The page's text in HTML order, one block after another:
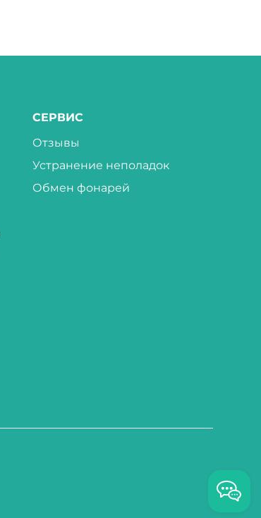
СЕРВИС
Отзывы
Устранение неполадок
Обмен фонарей